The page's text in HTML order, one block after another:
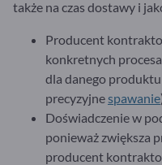
także na czas dostawy i
Producent
konkretnych
dla danego produktu
precyzyjnespawanie
Doświadczenie w
ponieważ zwiększa
producent